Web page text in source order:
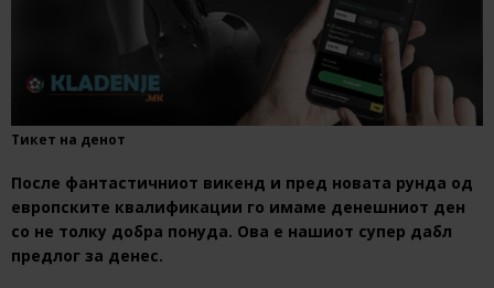
Тикет на денот
После фантастичниот викенд и пред новата рунда од
европските квалификации го имаме денешниот ден
со не толку добра понуда. Ова е нашиот супер дабл
предлог за денес.